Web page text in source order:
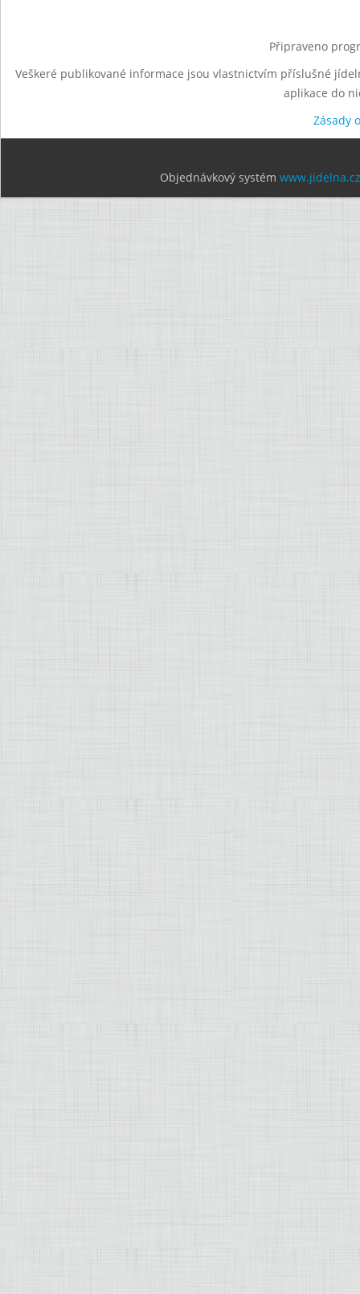
Připraveno
Veškeré publikované informace jsou vlastnictvím příslušné
aplikace do
Zásady
Objednávkový systém www.jidelna.cz